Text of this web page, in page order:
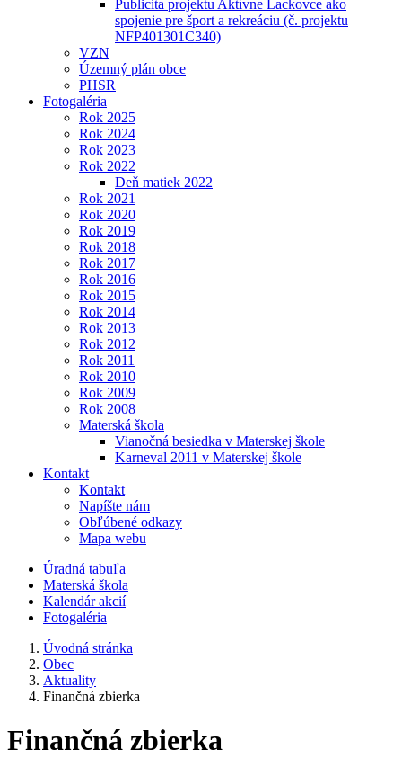
Publicita projektu Aktívne Lackovce ako
spojenie pre šport a rekreáciu (č. projektu
NFP401301C340)
VZN
Územný plán obce
PHSR
Fotogaléria
Rok 2025
Rok 2024
Rok 2023
Rok 2022
Deň matiek 2022
Rok 2021
Rok 2020
Rok 2019
Rok 2018
Rok 2017
Rok 2016
Rok 2015
Rok 2014
Rok 2013
Rok 2012
Rok 2011
Rok 2010
Rok 2009
Rok 2008
Materská škola
Vianočná besiedka v Materskej škole
Karneval 2011 v Materskej škole
Kontakt
Kontakt
Napíšte nám
Obľúbené odkazy
Mapa webu
Úradná tabuľa
Materská škola
Kalendár akcií
Fotogaléria
Úvodná stránka
Obec
Aktuality
Finančná zbierka
Finančná zbierka